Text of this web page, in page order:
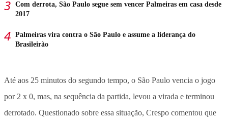
Com derrota, São Paulo segue sem vencer Palmeiras em casa desde
2017
Palmeiras vira contra o São Paulo e assume a liderança do
Brasileirão
Até aos 25 minutos do segundo tempo, o São Paulo vencia o jogo
por 2 x 0, mas, na sequência da partida, levou a virada e terminou
derrotado. Questionado sobre essa situação, Crespo comentou que